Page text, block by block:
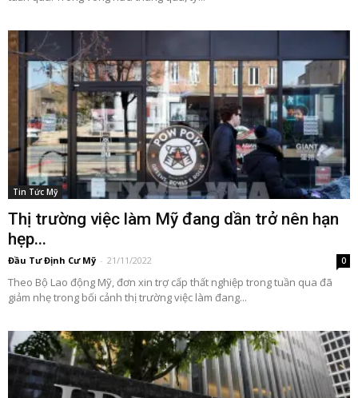
Tin Tức Mỹ
Thị trường việc làm Mỹ đang dần trở nên hạn
hẹp...
Đầu Tư Định Cư Mỹ - 21/11/2022 0
Theo Bộ Lao động Mỹ, đơn xin trợ cấp thất nghiệp trong tuần qua đã
giảm nhẹ trong bối cảnh thị trường việc làm đang...